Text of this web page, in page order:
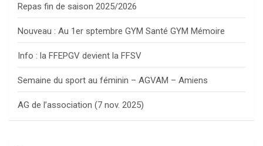
Repas fin de saison 2025/2026
Nouveau : Au 1er sptembre GYM Santé GYM Mémoire
Info : la FFEPGV devient la FFSV
Semaine du sport au féminin – AGVAM – Amiens
AG de l’association (7 nov. 2025)